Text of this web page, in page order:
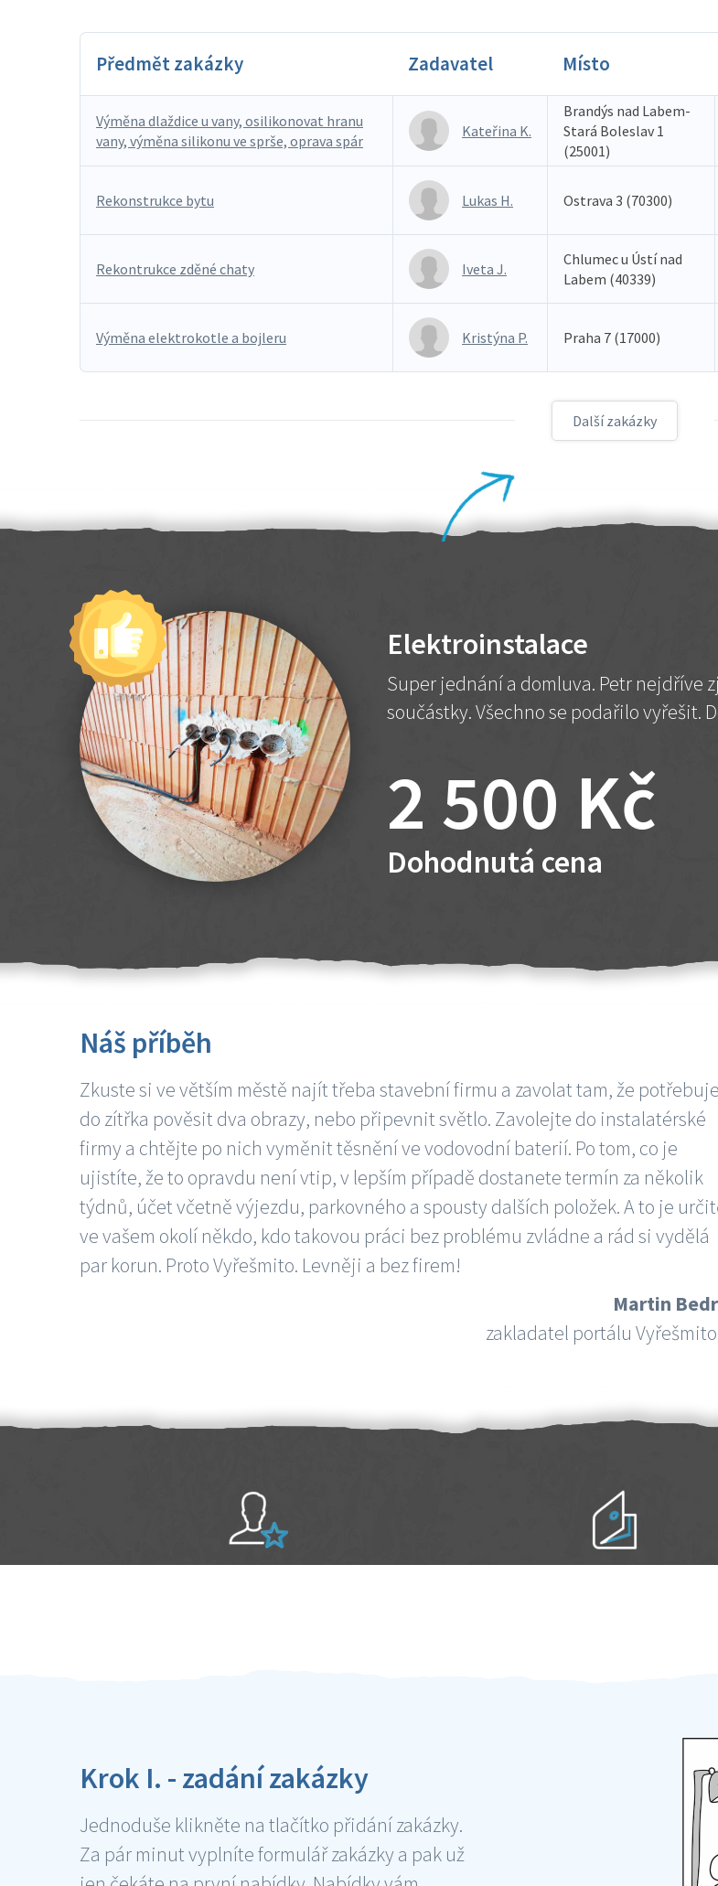
Předmět zakázky Zadavatel Místo
Výměna dlaždice u vany, osilikonovat hranu
vany, výměna silikonu ve sprše, oprava spár
Kateřina K.
Brandýs nad Labem-
Stará Boleslav 1
(25001)
Rekonstrukce bytu Lukas H. Ostrava 3 (70300)
Rekontrukce zděné chaty Iveta J.
Chlumec u Ústí nad
Labem (40339)
Výměna elektrokotle a bojleru Kristýna P. Praha 7 (17000)
Další zakázky
Elektroinstalace
Super jednání a domluva. Petr nejdříve
součástky. Všechno se podařilo vyřešit.
2 500 Kč
Dohodnutá cena
Náš příběh
Zkuste si ve větším městě najít třeba stavební firmu a zavolat tam, že
do zítřka pověsit dva obrazy, nebo připevnit světlo. Zavolejte do instalatérské
firmy a chtějte po nich vyměnit těsnění ve vodovodní baterií. Po tom, co je
ujistíte, že to opravdu není vtip, v lepším případě dostanete termín za několik
týdnů, účet včetně výjezdu, parkovného a spousty dalších položek. A to je
ve vašem okolí někdo, kdo takovou práci bez problému zvládne a rád si vydělá
par korun. Proto Vyřešmito. Levněji a bez firem!
Martin
zakladatel portálu
Krok I. - zadání zakázky
Jednoduše klikněte na tlačítko přidání zakázky.
Za pár minut vyplníte formulář zakázky a pak už